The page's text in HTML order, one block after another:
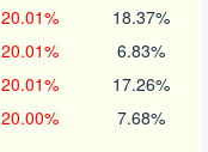
20.01% 18.37%
20.01% 6.83%
20.01% 17.26%
20.00% 7.68%